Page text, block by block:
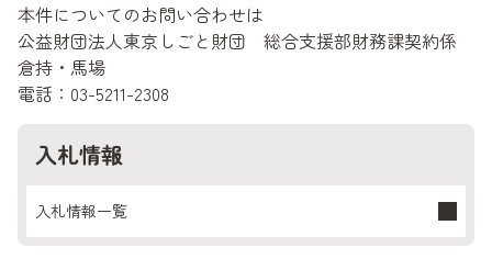
本件についてのお問い合わせは
公益財団法人東京しごと財団 総合支援部財務課契約係
倉持・馬場
電話：03-5211-2308
入札情報
入札情報一覧